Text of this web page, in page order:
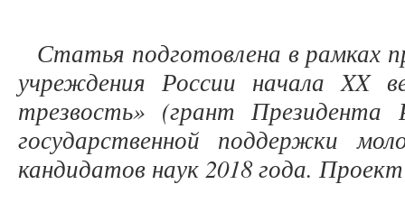
Статья подготовлена в рамках
учреждения России начала XX
трезвость» (грант Президента
государственной поддержки
кандидатов наук 2018 года.